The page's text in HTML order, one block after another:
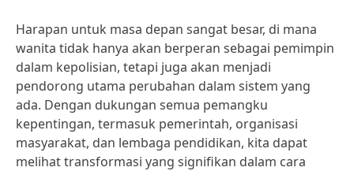
Harapan untuk masa depan sangat besar, di mana
wanita tidak hanya akan berperan sebagai pemimpin
dalam kepolisian, tetapi juga akan menjadi
pendorong utama perubahan dalam sistem yang
ada. Dengan dukungan semua pemangku
kepentingan, termasuk pemerintah, organisasi
masyarakat, dan lembaga pendidikan, kita dapat
melihat transformasi yang signifikan dalam cara